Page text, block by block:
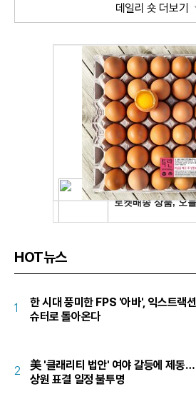
데일리 숏 더보기
HOT뉴스
1
한 시대 풍미한 FPS '아바', 익스트랙션
슈터로 돌아온다
2
美 '클래리티 법안' 여야 갈등에 제동…
상원 표결 일정 불투명